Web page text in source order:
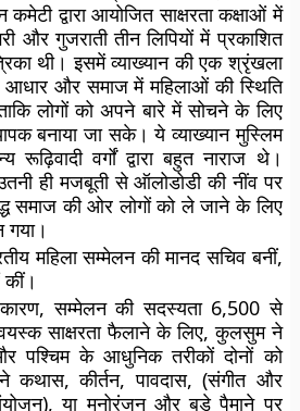
द्वारा आयोजित साक्षरता कक्षाओं में
और गुजराती तीन लिपियों में प्रकाशित
थी। इसमें व्याख्यान की एक श्रृंखला
और समाज में महिलाओं की स्थिति
लोगों को अपने बारे में सोचने के लिए
बनाया जा सके। ये व्याख्यान मुस्लिम
वर्गों द्वारा बहुत नाराज थे।
ही मजबूती से ऑलोडोडी की नींव पर
समाज की ओर लोगों को ले जाने के लिए
महिला सम्मेलन की मानद सचिव बनीं,
कीं।
सम्मेलन की सदस्यता 6,500 से
साक्षरता फैलाने के लिए, कुलसुम ने
पश्चिम के आधुनिक तरीकों दोनों को
कथास, कीर्तन, पावदास, (संगीत और
या मनोरंजन और बड़े पैमाने पर